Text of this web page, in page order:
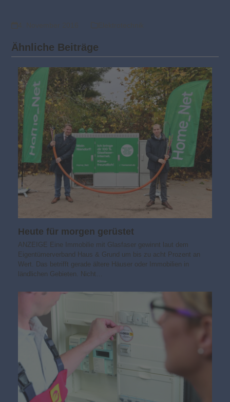
Ähnliche Beiträge
Heute für morgen gerüstet
ANZEIGE Eine Immobilie mit Glasfaser gewinnt laut dem
Eigentümerverband Haus & Grund um bis zu acht Prozent an
Wert. Das betrifft gerade ältere Häuser oder Immobilien in
ländlichen Gebieten. Nicht…